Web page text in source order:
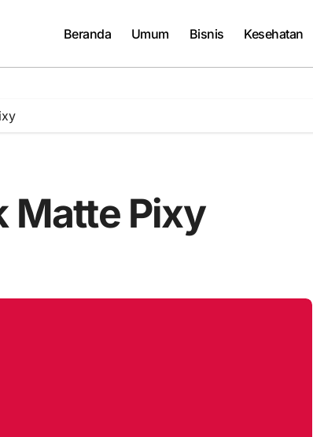
Beranda Umum Bisnis Kesehatan
Matte Pixy